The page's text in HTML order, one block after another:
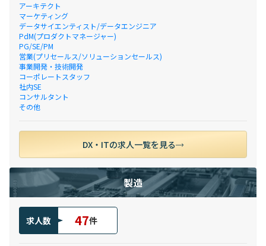
アーキテクト
マーケティング
データサイエンティスト/データエンジニア
PdM(プロダクトマネージャー)
PG/SE/PM
営業(プリセールス/ソリューションセールス)
事業開発・技術開発
コーポレートスタッフ
社内SE
コンサルタント
その他
DX・ITの求人一覧を見る
製造
求人数 47件